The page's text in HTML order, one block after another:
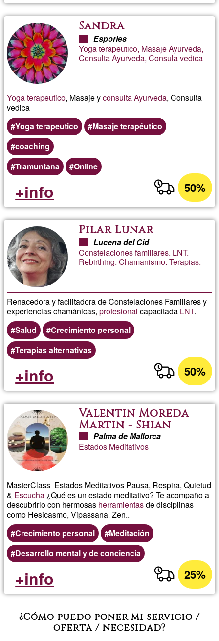
Sandra
Esporles
Yoga terapeutico, Masaje Ayurveda,
Consulta Ayurveda, Consula vedica
Yoga terapeutico, Masaje yconsultaAyurveda, Consulta
vedica
Yoga terapeutico
Masaje terapéutico
coaching
Tramuntana
Online
50%
+info
Pilar Lunar
Lucena del Cid
Constelaciones familiares. LNT.
Rebirthing. Chamanismo. Terapias.
Renacedora y facilitadora de Constelaciones Familiares y
experiencias chamánicas,profesional capacitada LNT.
Salud
Crecimiento personal
Terapias alternativas
50%
+info
Valentin Moreda
Martin - Shian
Palma de Mallorca
Estados Meditativos
MasterClass Estados Meditativos Pausa, Respira, Quietud
& Escucha ¿Qué es un estado meditativo? Te acompaño a
descubrirlo con hermosas herramientasde disciplinas
como Hesicasmo, Vipassana, Zen..
Crecimiento personal
Meditación
Desarrollo mental y de conciencia
25%
+info
¿Cómo puedo poner mi servicio /
oferta / necesidad?